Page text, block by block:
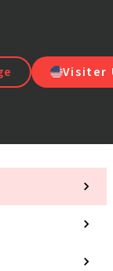
Visiter
marques